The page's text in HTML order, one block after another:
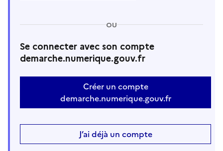
OU
Se connecter avec son compte
demarche.numerique.gouv.fr
Créer un compte
demarche.numerique.gouv.fr
J’ai déjà un compte